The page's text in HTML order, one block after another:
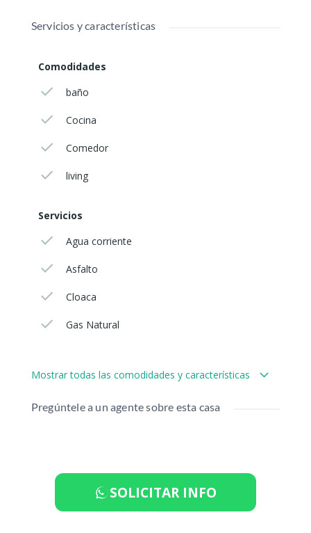
Servicios y características
Comodidades
baño
Cocina
Comedor
living
Servicios
Agua corriente
Asfalto
Cloaca
Gas Natural
Mostrar todas las comodidades y características
Pregúntele a un agente sobre esta casa
SOLICITAR INFO